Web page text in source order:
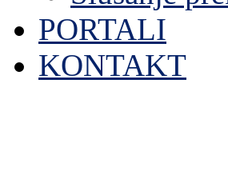
PORTALI
KONTAKT